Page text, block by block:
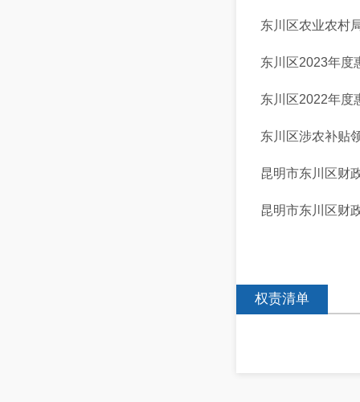
东川区农业农村
东川区2023年度
东川区2022年度
东川区涉农补贴
昆明市东川区财
昆明市东川区财
权责清单